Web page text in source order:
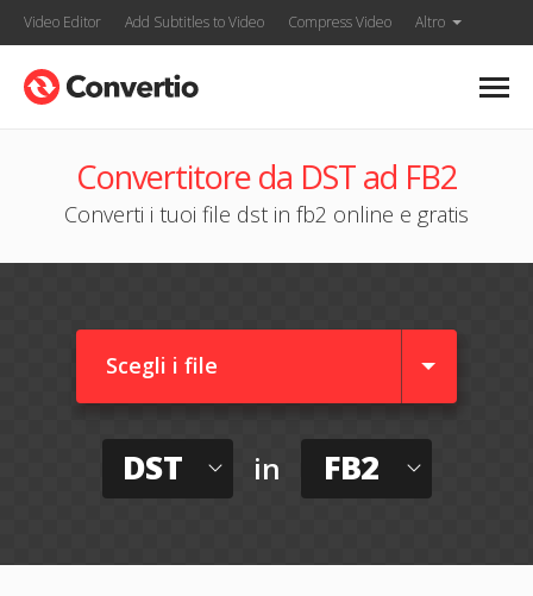
Video Editor Add Subtitles to Video Compress Video Altro
Convertitore da DST ad FB2
Converti i tuoi file dst in fb2 online e gratis
Scegli i file
DST in FB2